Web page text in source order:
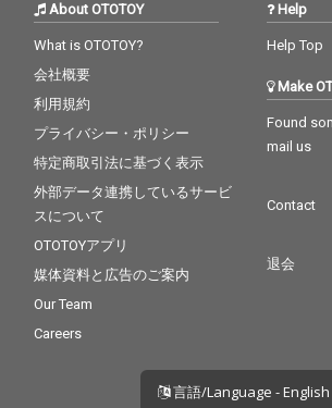
About OTOTOY
What is OTOTOY?
会社概要
利用規約
プライバシー・ポリシー
特定商取引法に基づく表示
外部データ連携しているサービ
スについて
OTOTOYアプリ
媒体資料と広告のご案内
Our Team
Careers
Help
Help Top
Make
Found
mail us
Contact
退会
言語/Language - English